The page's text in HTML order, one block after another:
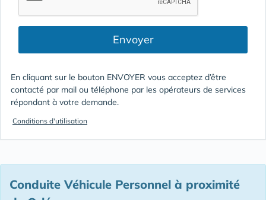
Envoyer
En cliquant sur le bouton ENVOYER vous acceptez d’être
contacté par mail ou téléphone par les opérateurs de services
répondant à votre demande.
Conditions d'utilisation
Conduite Véhicule Personnel à proximité